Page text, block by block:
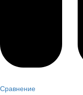
Сравнение